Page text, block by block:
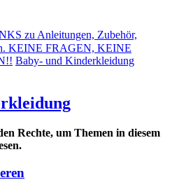
zu Anleitungen, Zubehör,
KEINE FRAGEN, KEINE
Baby- und Kinderkleidung
Rechte, um Themen in diesem